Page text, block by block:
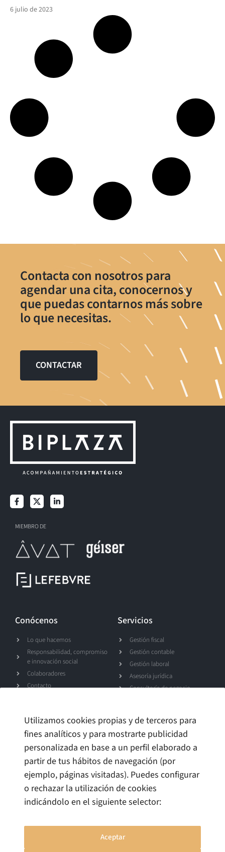
Utilizamos cookies propias y de terceros para
fines analíticos y para mostrarte publicidad
personalizada en base a un perfil elaborado a
partir de tus hábitos de navegación (por
ejemplo, páginas visitadas). Puedes configurar
o rechazar la utilización de cookies
indicándolo en el siguiente selector:
Aceptar
6 julio de 2023
Contacta con nosotros para
agendar una cita, conocernos y
que puedas contarnos más sobre
lo que necesitas.
CONTACTAR
MIEMBRO DE
Conócenos
Lo que hacemos
Responsabilidad, compromiso
e innovación social
Colaboradores
Contacto
Servicios
Gestión fiscal
Gestión contable
Gestión laboral
Asesoría jurídica
Consultoría de negocio
Talento
Trabaja con nosotros